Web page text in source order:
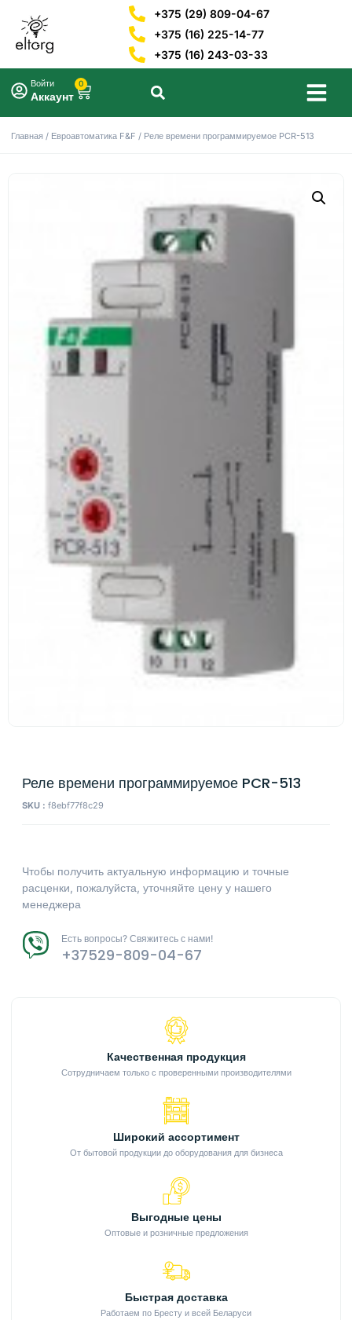
+375 (29) 809-04-67
+375 (16) 225-14-77
+375 (16) 243-03-33
Войти
Аккаунт
0
Главная / Евроавтоматика F&F / Реле времени программируемое PCR-513
Реле времени программируемое PCR-513
SKU : f8ebf77f8c29
Чтобы получить актуальную информацию и точные
расценки, пожалуйста, уточняйте цену у нашего
менеджера
Есть вопросы? Свяжитесь с нами!
+37529-809-04-67
Качественная продукция
Сотрудничаем только с проверенными производителями
Широкий ассортимент
От бытовой продукции до оборудования для бизнеса
Выгодные цены
Оптовые и розничные предложения
Быстрая доставка
Работаем по Бресту и всей Беларуси